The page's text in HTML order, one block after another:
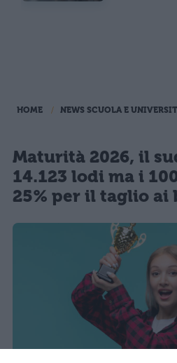
HOME NEWS SCUOLA E
Maturità 2026, il
14.123 lodi ma i
25% per il taglio ai